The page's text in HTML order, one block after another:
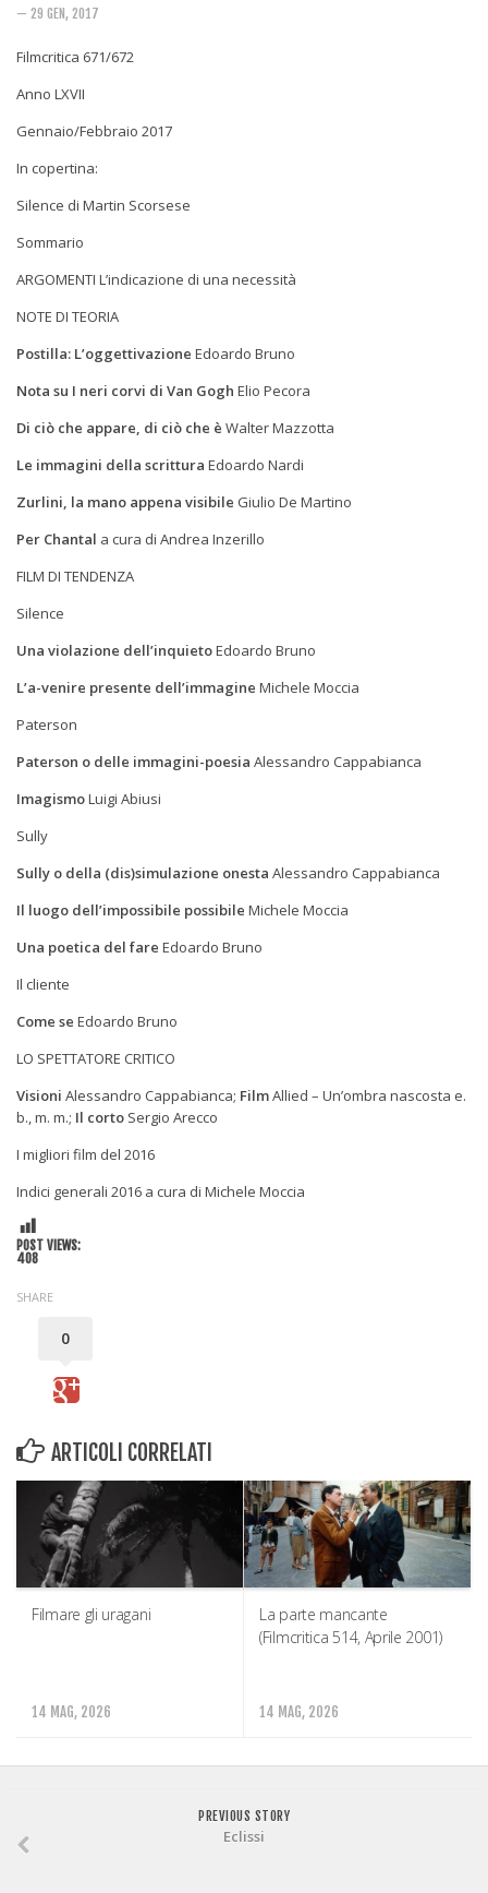
— 29 GEN, 2017
Filmcritica 671/672
Anno LXVII
Gennaio/Febbraio 2017
In copertina:
Silence di Martin Scorsese
Sommario
ARGOMENTI L’indicazione di una necessità
NOTE DI TEORIA
Postilla: L’oggettivazione Edoardo Bruno
Nota su I neri corvi di Van Gogh Elio Pecora
Di ciò che appare, di ciò che è Walter Mazzotta
Le immagini della scrittura Edoardo Nardi
Zurlini, la mano appena visibile Giulio De Martino
Per Chantal a cura di Andrea Inzerillo
FILM DI TENDENZA
Silence
Una violazione dell’inquietoEdoardo Bruno
L’a-venire presente dell’immagine Michele Moccia
Paterson
Paterson o delle immagini-poesia Alessandro Cappabianca
ImagismoLuigi Abiusi
Sully
Sully o della (dis)simulazione onesta Alessandro Cappabianca
Il luogo dell’impossibile possibile Michele Moccia
Una poetica del fare Edoardo Bruno
Il cliente
Come se Edoardo Bruno
LO SPETTATORE CRITICO
Visioni Alessandro Cappabianca; FilmAllied – Un’ombra nascosta e.
b., m. m.; Il corto Sergio Arecco
I migliori film del 2016
Indici generali 2016 a cura di Michele Moccia
POST VIEWS:
408
SHARE
0
ARTICOLI CORRELATI
Filmare gli uragani
14 MAG, 2026
La parte mancante
(Filmcritica 514, Aprile 2001)
14 MAG, 2026
PREVIOUS STORY
Eclissi